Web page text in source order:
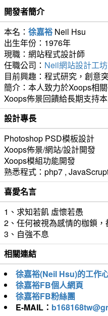
開發者簡介
本名： 徐嘉裕 Neil Hsu
出生年份：1976年
現職：網站程式設計師
任職公司： Neil網站設計工坊
目前興趣：程式研究，創意
簡介：本人致力於Xoops相
Xoops佈景回饋給長期支持
設計專長
Photoshop PSD模板設計
Xoops佈景/網站/設計開發
Xoops模組功能開發
熟悉程式：php7 ,
喜愛名言
1、求知若飢 虛懷若愚
2、任何被視為感情的枷鎖
3、自強不息
相關連結
徐嘉裕(Neil Hsu)的工作
徐嘉裕FB個人網頁
徐嘉裕FB粉絲團
E-MAIL：